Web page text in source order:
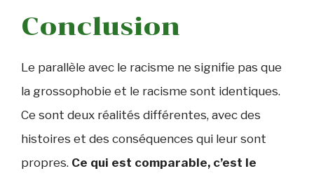
Conclusion
Le parallèle avec le racisme ne signifie pas que
la grossophobie et le racisme sont identiques.
Ce sont deux réalités différentes, avec des
histoires et des conséquences qui leur sont
propres. Ce qui est comparable, c’est le